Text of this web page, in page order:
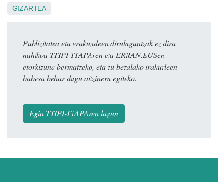
GIZARTEA
Publizitatea eta erakundeen dirulaguntzak ez dira
nahikoa TTIPI-TTAPAren eta ERRAN.EUSen
etorkizuna bermatzeko, eta zu bezalako irakurleen
babesa behar dugu aitzinera egiteko.
Egin TTIPI-TTAPAren lagun